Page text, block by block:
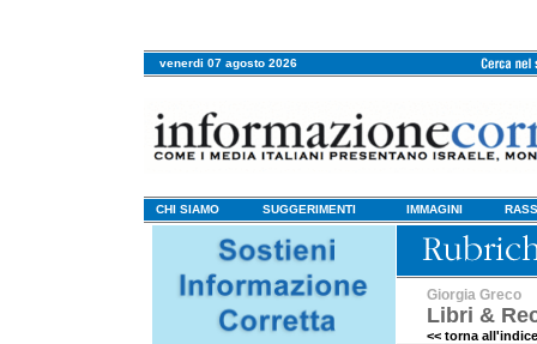
venerdi 07 agosto 2026
CHI SIAMO SUGGERIMENTI IMMAGINI
Giorgia Greco
Libri &
<< torna